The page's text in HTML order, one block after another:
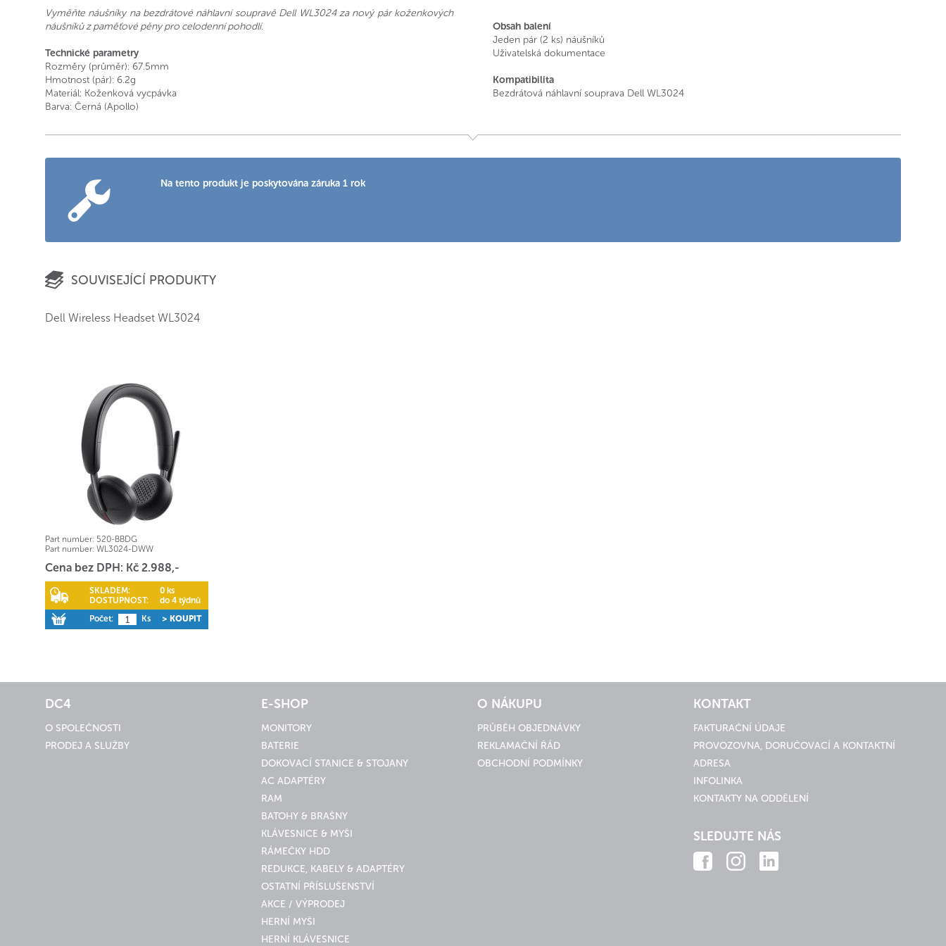
Vyměňte náušníky na bezdrátové náhlavní soupravě Dell WL3024 za nový pár koženkových
náušníků z paměťové pěny pro celodenní pohodlí.
Technické parametry
Rozměry (průměr): 67.5mm
Hmotnost (pár): 6.2g
Materiál: Koženková vycpávka
Barva: Černá (Apollo)
Obsah balení
Jeden pár (2 ks) náušníků
Uživatelská dokumentace
Kompatibilita
Bezdrátová náhlavní souprava Dell WL3024
Na tento produkt je poskytována záruka 1 rok
SOUVISEJÍCÍ PRODUKTY
Dell Wireless Headset WL3024
Part number: 520-BBDG
Part number: WL3024-DWW
Cena bez DPH: Kč 2.988,-
SKLADEM:
0 ks
DOSTUPNOST:
do 4 týdnů
Počet:
Ks > KOUPIT
DC4
O SPOLEČNOSTI
PRODEJ A SLUŽBY
E-SHOP
MONITORY
BATERIE
DOKOVACÍ STANICE & STOJANY
AC ADAPTÉRY
RAM
BATOHY & BRAŠNY
KLÁVESNICE & MYŠI
RÁMEČKY HDD
REDUKCE, KABELY & ADAPTÉRY
OSTATNÍ PŘÍSLUŠENSTVÍ
AKCE / VÝPRODEJ
HERNÍ MYŠI
HERNÍ KLÁVESNICE
O NÁKUPU
PRŮBĚH OBJEDNÁVKY
REKLAMAČNÍ ŘÁD
OBCHODNÍ PODMÍNKY
KONTAKT
FAKTURAČNÍ ÚDAJE
PROVOZOVNA, DORUČOVACÍ A KONTAKTNÍ
ADRESA
INFOLINKA
KONTAKTY NA ODDĚLENÍ
SLEDUJTE NÁS